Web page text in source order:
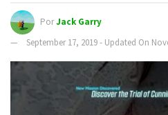
PorJack Garry
September 17, 2019 - Updated On